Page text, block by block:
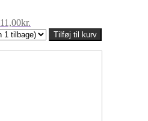
11,00kr.
5,00kr.
til
11,00kr.
Tilføj til kurv